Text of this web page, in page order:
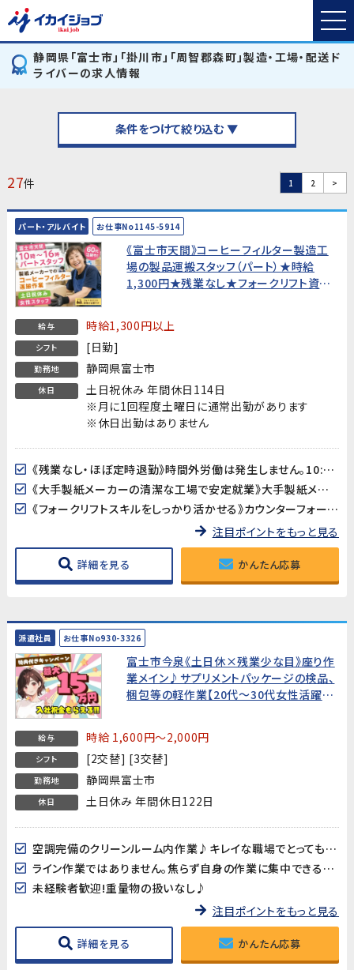
静岡県「富士市」「掛川市」「周智郡森町」製造・工場・配送ド
ライバーの求人情報
条件をつけて絞り込む ▼
27件 1 2 >
パート・アルバイト お仕事No1145-5914
《富士市天間》コーヒーフィルター製造工
場の製品運搬スタッフ（パート）★時給
1,300円★残業なし★フォークリフト資格
給与 時給1,300円以上
シフト [日勤]
勤務地 静岡県富士市
休日
土日祝休み 年間休日114日
※月に1回程度土曜日に通常出勤があります
※休日出勤はありません
《残業なし・ほぼ定時退勤》時間外労働は発生しません。10:00〜16:00のパート勤務でメリハリよく働けます。家庭やプライベートとの両立がしやすい環境です。
《大手製紙メーカーの清潔な工場で安定就業》大手製紙メーカーの工場でのお仕事です。全体空調完備のきれいな環境で、長期的に安定して働けます。
《フォークリフトスキルをしっかり活かせる》カウンターフォークリフトを使った製品運搬がメインの業務です。取り扱う製品は最大10kg程度で、体への負担も少なめです。
注目ポイントをもっと見る
詳細を見る かんたん応募
派遣社員 お仕事No930-3326
富士市今泉《土日休×残業少な目》座り作
業メイン♪サプリメントパッケージの検品、
梱包等の軽作業【20代～30代女性活躍中!
給与 時給 1,600円～2,000円
シフト [2交替] [3交替]
勤務地 静岡県富士市
休日 土日休み 年間休日122日
空調完備のクリーンルーム内作業♪キレイな職場でとっても快適♪
ライン作業ではありません。焦らず自身の作業に集中できる環境です。
未経験者歓迎!重量物の扱いなし♪
注目ポイントをもっと見る
詳細を見る かんたん応募